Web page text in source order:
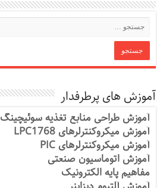
آموزش های پرطرفدار
آموزش طراحی منابع تغذیه سوئیچینگ
آموزش میکروکنترلرهای LPC1768
آموزش میکروکنترلرهای PIC
آموزش اتوماسیون صنعتی
مفاهیم پایه الکترونیک